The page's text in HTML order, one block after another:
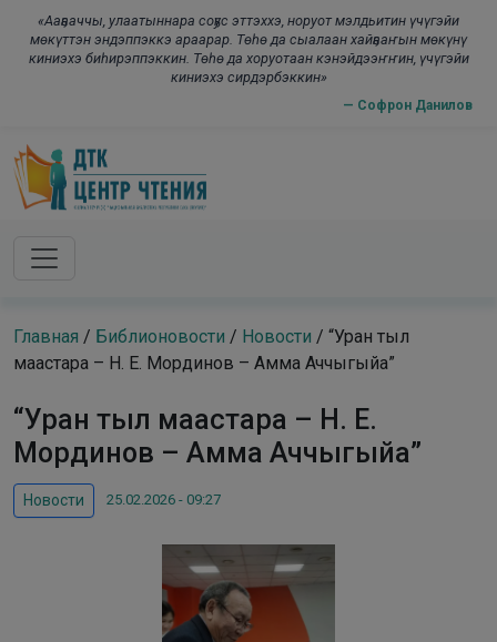
«Ааҕааччы, улаатыннара соҕус эттэххэ, норуот мэлдьитин үчүгэйи
мөкүттэн эндэппэккэ араарар. Төһө да сыалаан хайҕааҥын мөкүнү
киниэхэ биһирэппэккин. Төһө да хоруотаан кэнэйдээҥҥин, үчүгэйи
киниэхэ сирдэрбэккин»
— Софрон Данилов
Skip to main content
Главная / Библионовости / Новости / “Уран тыл
маастара – Н. Е. Мординов – Амма Аччыгыйа”
“Уран тыл маастара – Н. Е.
Мординов – Амма Аччыгыйа”
Новости 25.02.2026 - 09:27